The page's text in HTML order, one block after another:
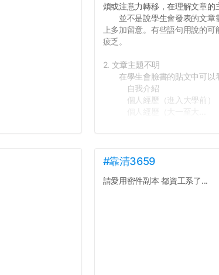
煩或注意力轉移，在理解文章的
並不是說學生會發表的文章
上多加留意。有些語句用說的
疲乏。
2. 文章主題不明
在學生會臉書的貼文中可以
自我介紹
個人經歷（進入大學前）
#靠清3659
請愛用密件副本 都資工系了...